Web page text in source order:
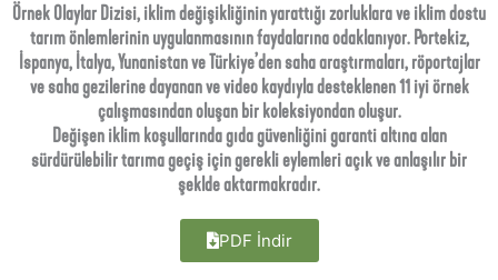
Örnek Olaylar Dizisi, iklim değişikliğinin yarattığı zorluklara ve iklim dostu
tarım önlemlerinin uygulanmasının faydalarına odaklanıyor. Portekiz,
İspanya, İtalya, Yunanistan ve Türkiye’den saha araştırmaları, röportajlar
ve saha gezilerine dayanan ve video kaydıyla desteklenen 11 iyi örnek
çalışmasından oluşan bir koleksiyondan oluşur.
Değişen iklim koşullarında gıda güvenliğini garanti altına alan
sürdürülebilir tarıma geçiş için gerekli eylemleri açık ve anlaşılır bir
şeklde aktarmakradır.
PDF İndir